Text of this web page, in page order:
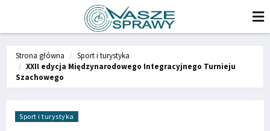
Strona główna
Sport i turystyka
XXII edycja Międzynarodowego Integracyjnego Turnieju
Szachowego
Sport i turystyka